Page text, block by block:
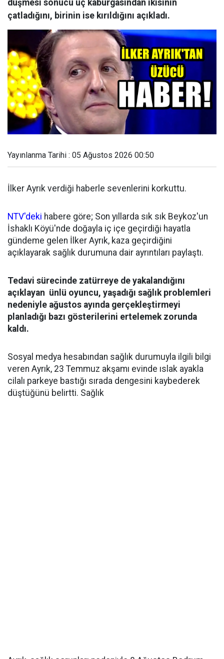
düşmesi sonucu üç kaburgasından ikisinin
çatladığını, birinin ise kırıldığını açıkladı.
Yayınlanma Tarihi : 05 Ağustos 2026 00:50
İlker Ayrık verdiği haberle sevenlerini korkuttu.
NTV'deki habere göre; Son yıllarda sık sık Beykoz'un
İshaklı Köyü'nde doğayla iç içe geçirdiği hayatla
gündeme gelen İlker Ayrık, kaza geçirdiğini
açıklayarak sağlık durumuna dair ayrıntıları paylaştı.
Tedavi sürecinde zatürreye de yakalandığını
açıklayan ünlü oyuncu, yaşadığı sağlık problemleri
nedeniyle ağustos ayında gerçekleştirmeyi
planladığı bazı gösterilerini ertelemek zorunda
kaldı.
Sosyal medya hesabından sağlık durumuyla ilgili bilgi
veren Ayrık, 23 Temmuz akşamı evinde ıslak ayakla
cilalı parkeye bastığı sırada dengesini kaybederek
düştüğünü belirtti. Sağlık